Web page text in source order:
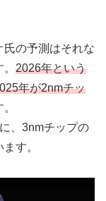
氏の予測はそれな
2026年という
年が2nmチッ
、3nmチップの
す。